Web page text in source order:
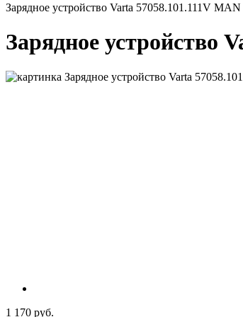
Зарядное устройство Varta 57058.101.111V
Зарядное устройство
1 170 руб.